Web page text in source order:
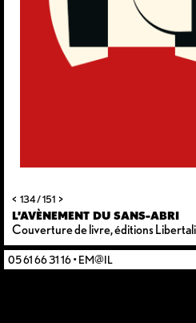
< 134 / 151 >
L’AVÈNEMENT DU SANS-ABRI
Couverture de livre, éditions
05 61 66 31 16•EM@IL